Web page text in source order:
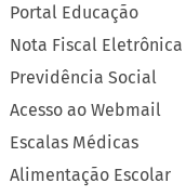
Portal Educação
Nota Fiscal Eletrônica
Previdência Social
Acesso ao Webmail
Escalas Médicas
Alimentação Escolar